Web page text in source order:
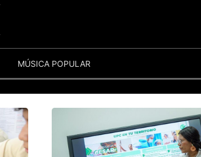
MÚSICA POPULAR